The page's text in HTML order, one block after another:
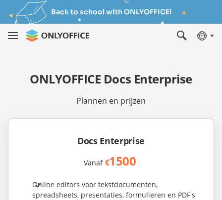
Back to school with ONLYOFFICE!
ONLYOFFICE Docs Enterprise
Plannen en prijzen
Docs Enterprise
Vanaf €1500
Online editors voor tekstdocumenten,
spreadsheets, presentaties, formulieren en PDF's